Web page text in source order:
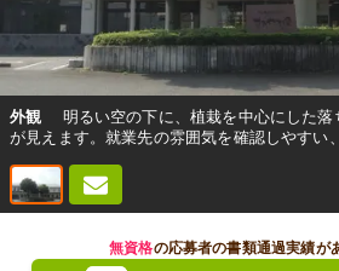
外観
明るい空の下に、植栽を中心にした
が見えます。就業先の雰囲気を確認しやすい
無資格の応募者の書類通過実績が